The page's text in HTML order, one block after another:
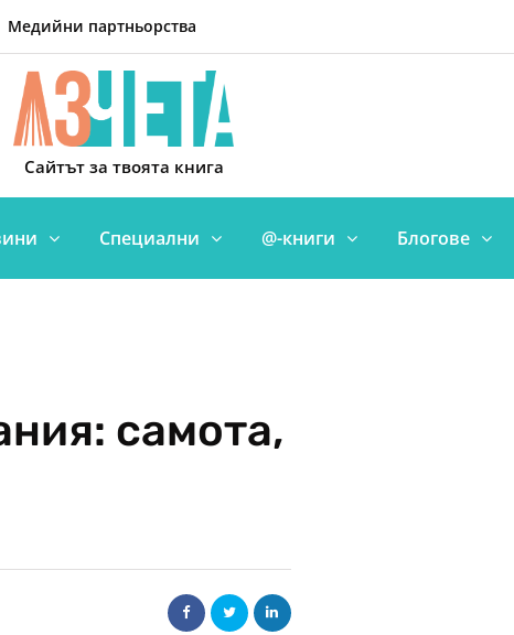
Медийни партньорства
Сайтът за твоята книга
Специални @-книги Блогове
самота,